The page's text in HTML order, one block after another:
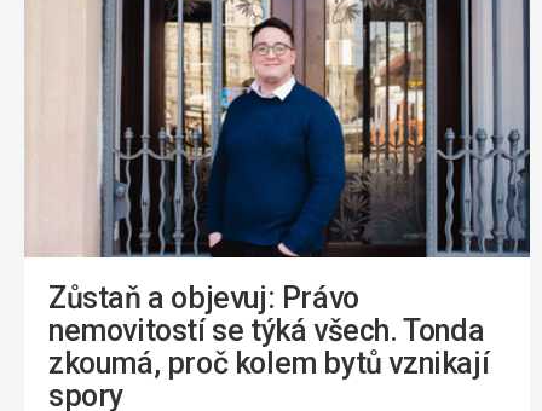
Zůstaň a objevuj: Právo
nemovitostí se týká všech. Tonda
zkoumá, proč kolem bytů vznikají
spory